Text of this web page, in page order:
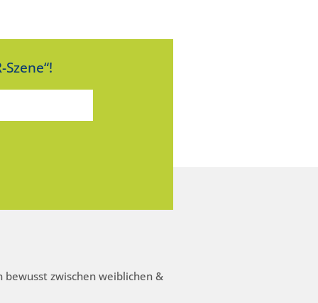
zwischen weiblichen &